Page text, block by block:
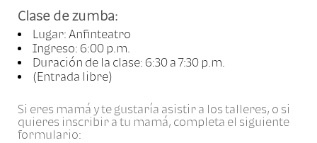
Clase de zumba:
Lugar: Anfinteatro
Ingreso: 6:00 p.m.
Duración de la clase: 6:30 a 7:30 p.m.
(Entrada libre)
Si eres mamá y te gustaría asistir a los talleres, o si
quieres inscribir a tu mamá, completa el siguiente
formulario: